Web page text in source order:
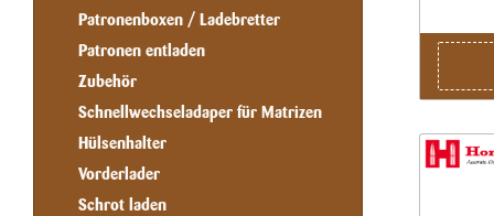
Patronenboxen / Ladebretter
Patronen entladen
Zubehör
Schnellwechseladaper für Matrizen
Hülsenhalter
Vorderlader
Schrot laden
durch
in einem
sauber,
eine